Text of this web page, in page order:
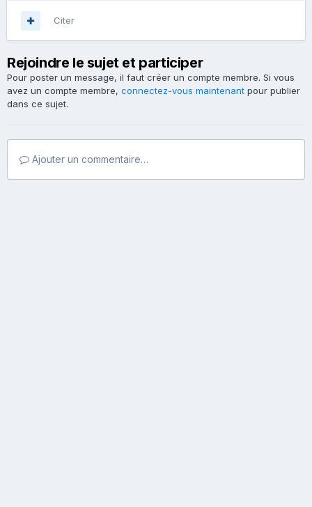
Citer
Rejoindre le sujet et participer
Pour poster un message, il faut créer un compte membre. Si vous
avez un compte membre, connectez-vous maintenant pour publier
dans ce sujet.
Ajouter un commentaire…